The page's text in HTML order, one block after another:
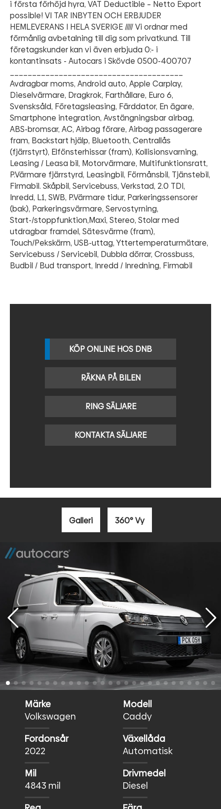
i första förhöjd hyra, VAT Deductible – Netto Export
possible! VI TAR INBYTEN OCH ERBJUDER
HEMLEVERANS I HELA SVERIGE ///// Vi ordnar med
förmånlig avbetalning till dig som privatkund. Till
företagskunder kan vi även erbjuda 0:- i
kontantinsats - Autocars i Skövde 0500-400707
_______________________________________
Avdragbar moms, Android auto, Apple Carplay,
Dieselvärmare, Dragkrok, Farthållare, Euro 6,
Svensksåld, Företagsleasing, Färddator, En ägare,
Smartphone integration, Avstängningsbar airbag,
ABS-bromsar, AC, Airbag förare, Airbag passagerare
fram, Backstart hjälp, Bluetooth, Centrallås
(fjärrstyrt), Elfönsterhissar (fram), Kollisionsvarning,
Leasing / Leasa bil, Motorvärmare, Multifunktionsratt,
P.Värmare fjärrstyrd, Leasingbil, Förmånsbil, Tjänstebil,
Firmabil. Skåpbil, Servicebuss, Verkstad, 2.0 TDI,
Inredd, L1, SWB, P.Värmare tidur, Parkeringssensorer
(bak), Parkeringsvärmare, Servostyrning,
Start-/stoppfunktion,Maxi, Stereo, Stolar med
utdragbar framdel, Sätesvärme (fram),
Touch/Pekskärm, USB-uttag, Yttertemperaturmätare,
Servicebuss / Servicebil, Dubbla dörrar, Crossbuss,
Budbil / Bud transport, Inredd / Inredning, Firmabil
KÖP ONLINE HOS DNB
RÄKNA PÅ BILEN
RING SÄLJARE
KONTAKTA SÄLJARE
Galleri 360° Vy
Märke
Volkswagen
Modell
Caddy
Fordonsår
2022
Växellåda
Automatisk
Mil
4843 mil
Drivmedel
Diesel